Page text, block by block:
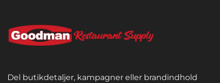
Del butikdetaljer, kampagner eller brandindhold